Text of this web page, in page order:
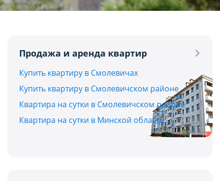
Продажа и аренда квартир
Купить квартиру в Смолевичах
Купить квартиру в Смолевичском районе
Квартира на сутки в Смолевичском районе
Квартира на сутки в Минской области